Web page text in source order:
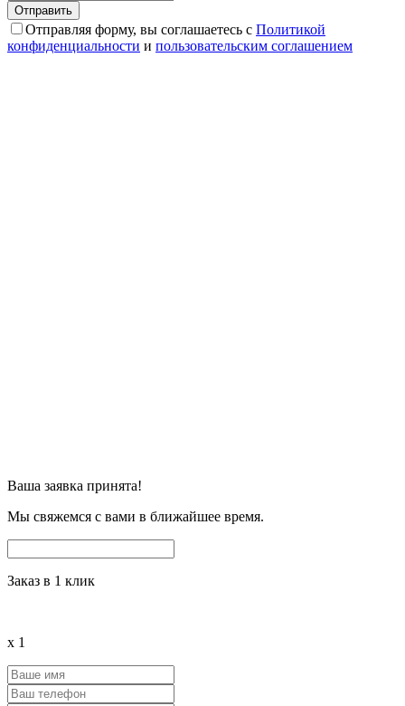
Отправляя форму, вы соглашаетесь с Политикой
конфиденциальности и пользовательским соглашением
Ваша заявка принята!
Мы свяжемся с вами в ближайшее время.
Заказ в 1 клик
x 1